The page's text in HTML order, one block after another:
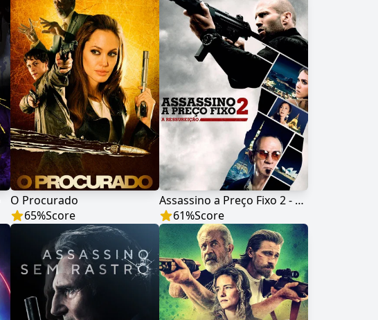
O Procurado
65%Score
Assassino a Preço Fixo 2 - A Ressurreição
61%Score